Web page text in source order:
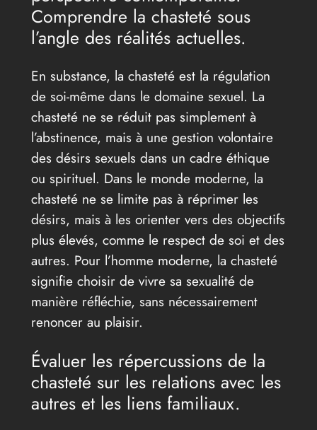
Comprendre la chasteté sous
l’angle des réalités actuelles.
En substance, la chasteté est la régulation
de soi-même dans le domaine sexuel. La
chasteté ne se réduit pas simplement à
l’abstinence, mais à une gestion volontaire
des désirs sexuels dans un cadre éthique
ou spirituel. Dans le monde moderne, la
chasteté ne se limite pas à réprimer les
désirs, mais à les orienter vers des objectifs
plus élevés, comme le respect de soi et des
autres. Pour l’homme moderne, la chasteté
signifie choisir de vivre sa sexualité de
manière réfléchie, sans nécessairement
renoncer au plaisir.
Évaluer les répercussions de la
chasteté sur les relations avec les
autres et les liens familiaux.